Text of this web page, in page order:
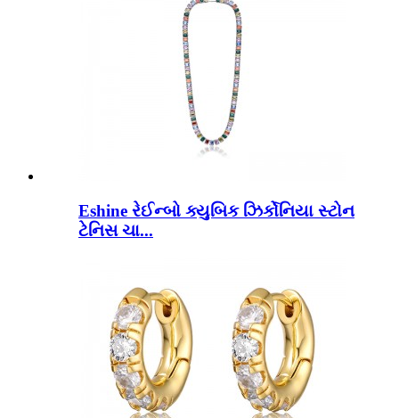
Eshine રેઈન્બો ક્યુબિક ઝિર્કોનિયા સ્ટોન
ટેનિસ ચા...